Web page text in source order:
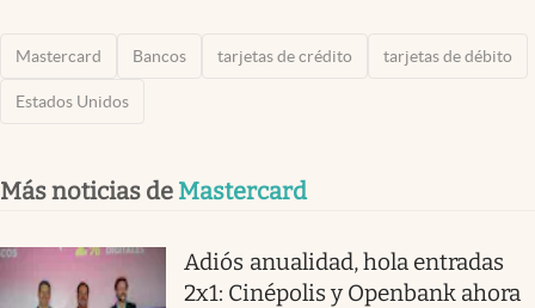
Mastercard Bancos tarjetas de crédito tarjetas de débito
Estados Unidos
Más noticias de Mastercard
Adiós anualidad, hola entradas
2x1: Cinépolis y Openbank ahora